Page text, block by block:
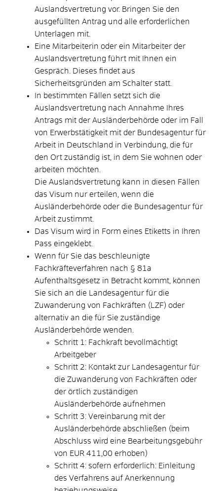
Auslandsvertretung vor. Bringen Sie den
ausgefüllten Antrag und alle erforderlichen
Unterlagen mit.
Eine Mitarbeiterin oder ein Mitarbeiter der
Auslandsvertretung führt mit Ihnen ein
Gespräch. Dieses findet aus
Sicherheitsgründen am Schalter statt.
In bestimmten Fällen setzt sich die
Auslandsvertretung nach Annahme Ihres
Antrags mit der Ausländerbehörde oder im Fall
von Erwerbstätigkeit mit der Bundesagentur für
Arbeit in Deutschland in Verbindung, die für
den Ort zuständig ist, in dem Sie wohnen oder
arbeiten möchten.
Die Auslandsvertretung kann in diesen Fällen
das Visum nur erteilen, wenn die
Ausländerbehörde oder die Bundesagentur für
Arbeit zustimmt.
Das Visum wird in Form eines Etiketts in Ihren
Pass eingeklebt.
Wenn für Sie das beschleunigte
Fachkräfteverfahren nach § 81a
Aufenthaltsgesetz in Betracht kommt, können
Sie sich an die Landesagentur für die
Zuwanderung von Fachkräften (LZF) oder
alternativ an die für Sie zuständige
Ausländerbehörde wenden.
Schritt 1: Fachkraft bevollmächtigt
Arbeitgeber
Schritt 2: Kontakt zur Landesagentur für
die Zuwanderung von Fachkräften oder
der örtlich zuständigen
Ausländerbehörde aufnehmen
Schritt 3: Vereinbarung mit der
Ausländerbehörde abschließen (beim
Abschluss wird eine Bearbeitungsgebühr
von EUR 411,00 erhoben)
Schritt 4: sofern erforderlich: Einleitung
des Verfahrens auf Anerkennung